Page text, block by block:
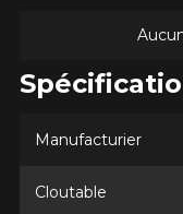
Manufacturier
Cloutable